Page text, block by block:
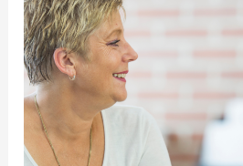
Impulsamos
de
nuevo
la
internacionalización
de